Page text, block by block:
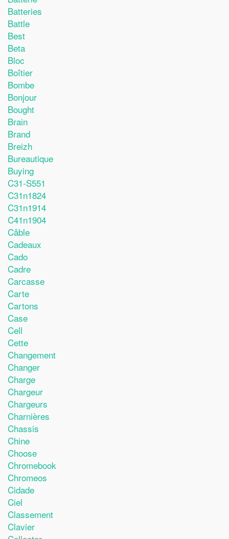
Batteries
Battle
Best
Beta
Bloc
Boîtier
Bombe
Bonjour
Bought
Brain
Brand
Breizh
Bureautique
Buying
C31-S551
C31n1824
C31n1914
C41n1904
Câble
Cadeaux
Cado
Cadre
Carcasse
Carte
Cartons
Case
Cell
Cette
Changement
Changer
Charge
Chargeur
Chargeurs
Charnières
Chassis
Chine
Choose
Chromebook
Chromeos
Cidade
Ciel
Classement
Clavier